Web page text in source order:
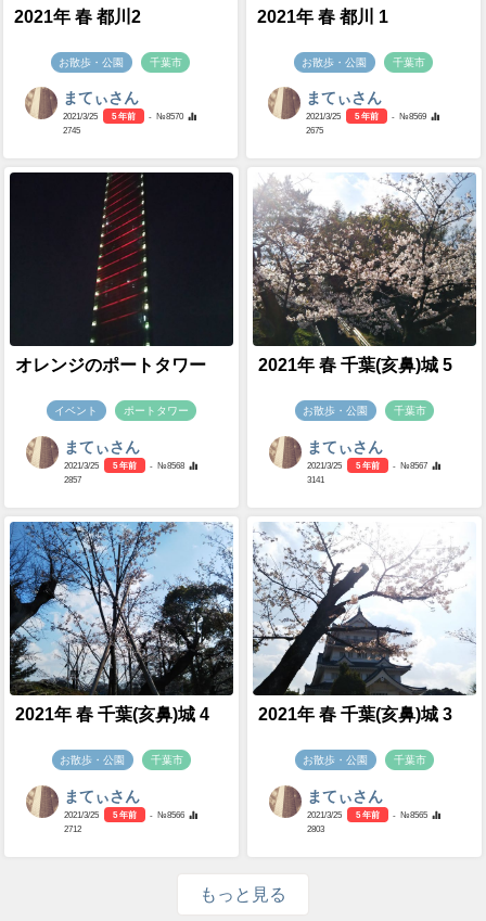
2021年 春 都川2
お散歩・公園 千葉市
まてぃさん
2021/3/25 5 年前
- №8570
2745
2021年 春 都川 1
お散歩・公園 千葉市
まてぃさん
2021/3/25 5 年前
- №8569
2675
オレンジのポートタワー
イベント ポートタワー
まてぃさん
2021/3/25 5 年前
- №8568
2857
2021年 春 千葉(亥鼻)城 5
お散歩・公園 千葉市
まてぃさん
2021/3/25 5 年前
- №8567
3141
2021年 春 千葉(亥鼻)城 4
お散歩・公園 千葉市
まてぃさん
2021/3/25 5 年前
- №8566
2712
2021年 春 千葉(亥鼻)城 3
お散歩・公園 千葉市
まてぃさん
2021/3/25 5 年前
- №8565
2803
もっと見る